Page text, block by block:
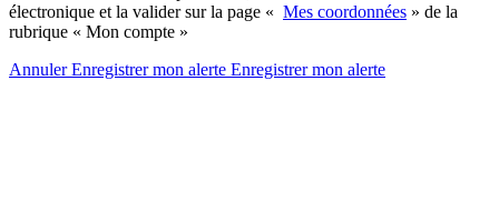
électronique et la valider sur la page « Mes coordonnées » de la
rubrique « Mon compte »
AnnulerEnregistrer mon alerte Enregistrermon alerte